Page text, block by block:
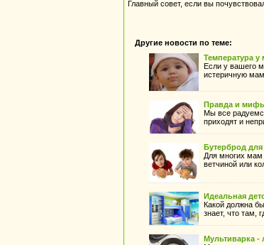
Главный совет, если вы
Другие новости по теме:
Температура
Если у вашего
истеричную
Правда и
Мы все
приходят и
Бутерброд
Для многих мам
ветчиной или
Идеальная
Какой должна
знает, что там,
Мультиварка -